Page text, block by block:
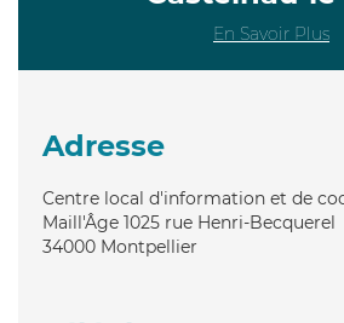
En Savoir Plus
Adresse
Centre local d'information et de
Maill'Âge 1025 rue Henri-Becquerel
34000 Montpellier